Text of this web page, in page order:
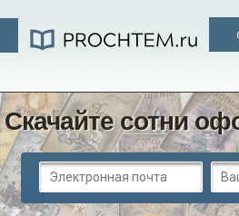
Скачайте сотни